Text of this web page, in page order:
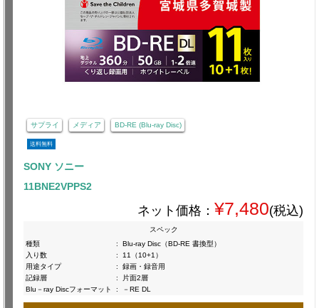
サプライ メディア BD-RE (Blu-ray Disc)
送料無料
SONY ソニー
11BNE2VPPS2
ネット価格： ¥7,480(税込)
スペック
種類
:
Blu-ray Disc（BD-RE 書換型）
入り数
:
11（10+1）
用途タイプ
:
録画・録音用
記録層
:
片面2層
Blu－ray Discフォーマット
: －RE DL